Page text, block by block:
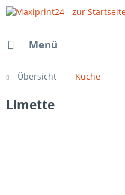
Menü
Übersicht Küche
Limette